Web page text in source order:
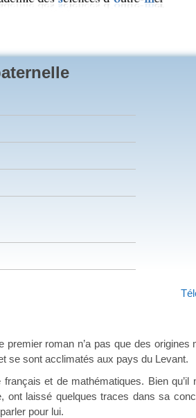
roman n’a pas que des origines
se sont acclimatés aux pays du Levant.
et de mathématiques. Bien qu’il
ont laissé quelques traces dans sa
pour lui.